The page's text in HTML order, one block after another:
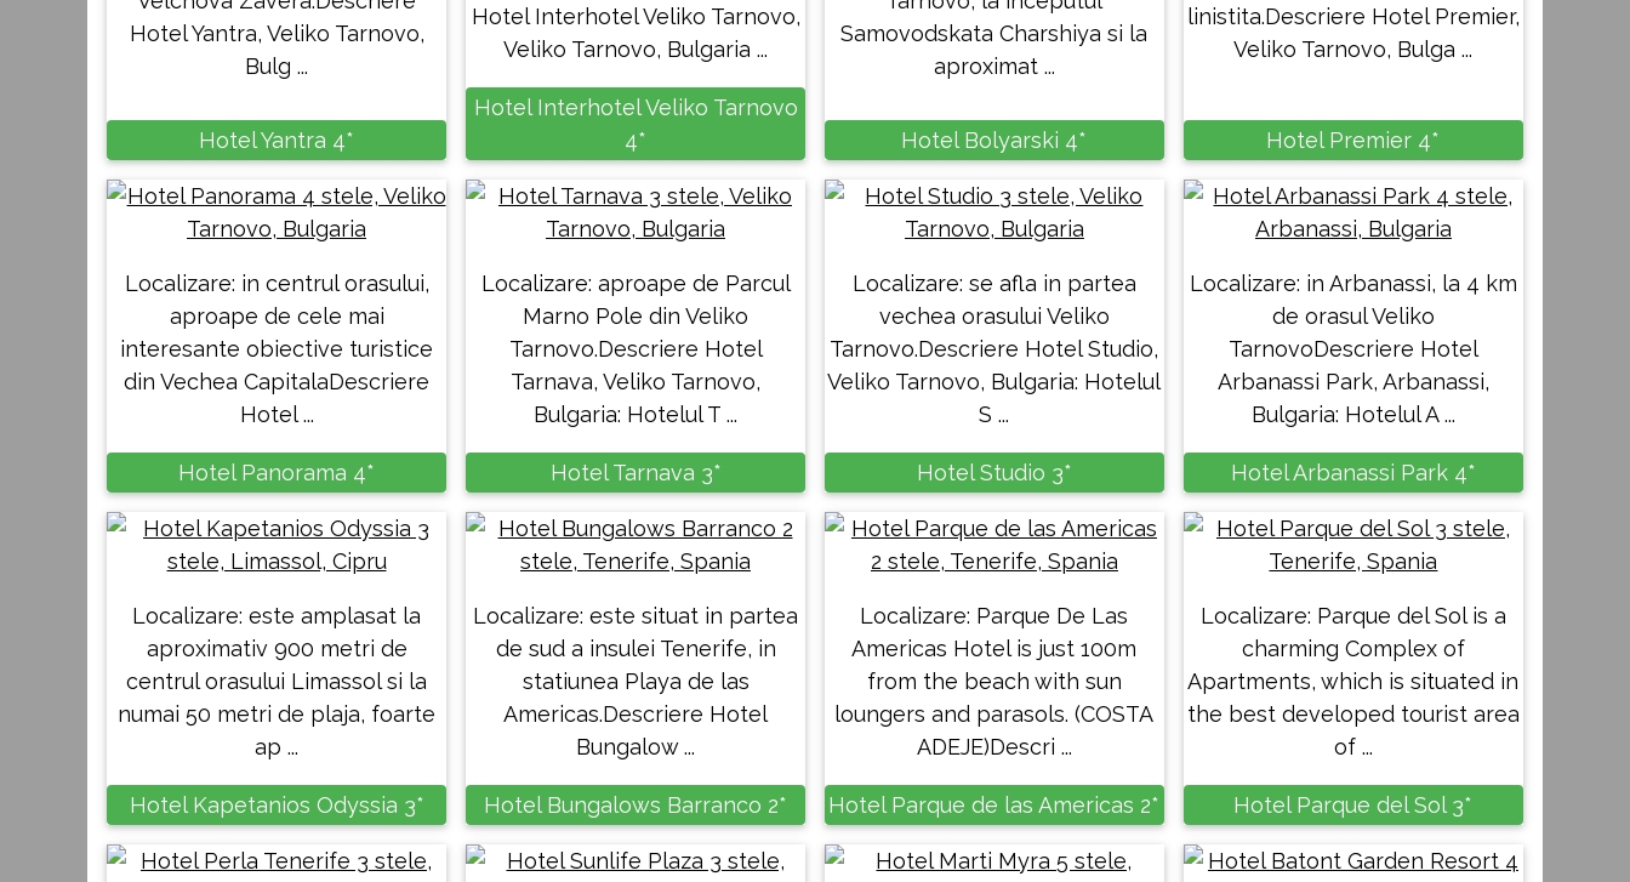
Hotel Yantra, Veliko Tarnovo,
Bulg ...
Hotel Yantra 4*
Hotel Interhotel Veliko Tarnovo,
Veliko Tarnovo, Bulgaria ...
Hotel Interhotel Veliko Tarnovo
4*
Samovodskata Charshiya si la
aproximat ...
Hotel Bolyarski 4*
linistita.Descriere Hotel Premier,
Veliko Tarnovo, Bulga ...
Hotel Premier 4*
Localizare: in centrul orasului,
aproape de cele mai
interesante obiective turistice
din Vechea CapitalaDescriere
Hotel ...
Hotel Panorama 4*
Localizare: aproape de Parcul
Marno Pole din Veliko
Tarnovo.Descriere Hotel
Tarnava, Veliko Tarnovo,
Bulgaria: Hotelul T ...
Hotel Tarnava 3*
Localizare: se afla in partea
vechea orasului Veliko
Tarnovo.Descriere Hotel Studio,
Veliko Tarnovo, Bulgaria: Hotelul
S ...
Hotel Studio 3*
Localizare: in Arbanassi, la 4 km
de orasul Veliko
TarnovoDescriere Hotel
Arbanassi Park, Arbanassi,
Bulgaria: Hotelul A ...
Hotel Arbanassi Park 4*
Localizare: este amplasat la
aproximativ 900 metri de
centrul orasului Limassol si la
numai 50 metri de plaja, foarte
ap ...
Hotel Kapetanios Odyssia 3*
Localizare: este situat in partea
de sud a insulei Tenerife, in
statiunea Playa de las
Americas.Descriere Hotel
Bungalow ...
Hotel Bungalows Barranco 2*
Localizare: Parque De Las
Americas Hotel is just 100m
from the beach with sun
loungers and parasols. (COSTA
ADEJE)Descri ...
Hotel Parque de las Americas 2*
Localizare: Parque del Sol is a
charming Complex of
Apartments, which is situated in
the best developed tourist area
of ...
Hotel Parque del Sol 3*